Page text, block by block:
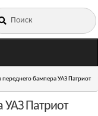
переднего бампера УАЗ Патриот
УАЗ Патриот